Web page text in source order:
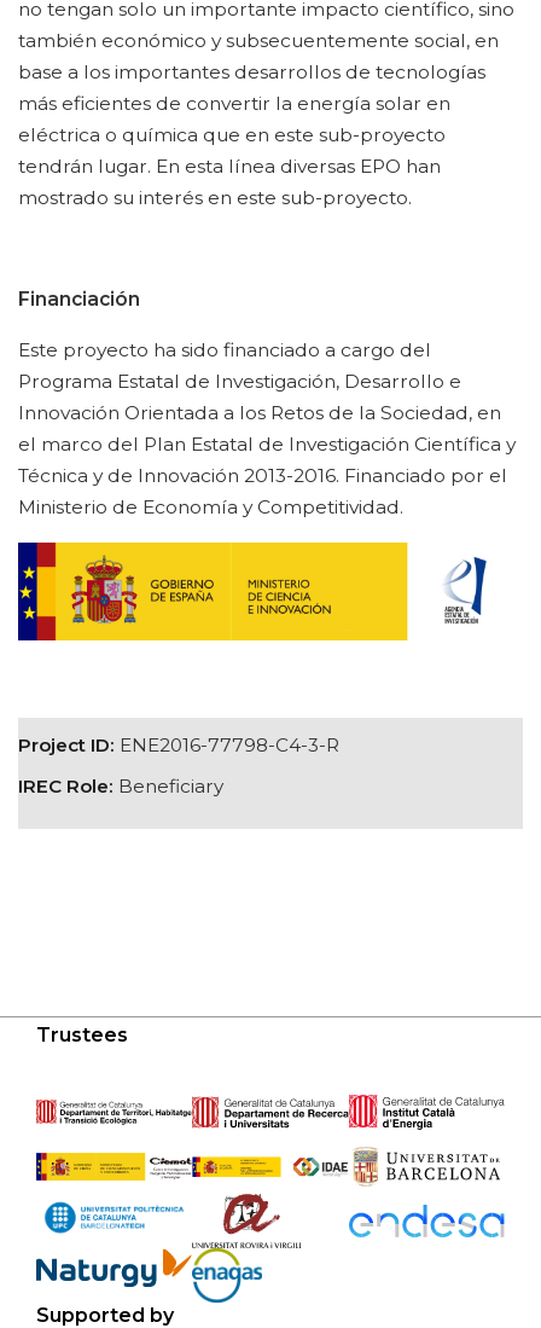
no tengan solo un importante impacto científico, sino
también económico y subsecuentemente social, en
base a los importantes desarrollos de tecnologías
más eficientes de convertir la energía solar en
eléctrica o química que en este sub-proyecto
tendrán lugar. En esta línea diversas EPO han
mostrado su interés en este sub-proyecto.
Financiación
Este proyecto ha sido financiado a cargo del
Programa Estatal de Investigación, Desarrollo e
Innovación Orientada a los Retos de la Sociedad, en
el marco del Plan Estatal de Investigación Científica y
Técnica y de Innovación 2013-2016. Financiado por el
Ministerio de Economía y Competitividad.
Project ID: ENE2016-77798-C4-3-R
IREC Role: Beneficiary
Trustees
Supported by